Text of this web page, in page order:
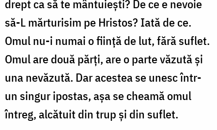
drept ca să te mântuieşti? De ce e nevoie
să-L mărturisim pe Hristos? Iată de ce.
Omul nu-i numai o fiinţă de lut, fără suflet.
Omul are două părţi, are o parte văzută şi
una nevăzută. Dar acestea se unesc într-
un singur ipostas, aşa se cheamă omul
întreg, alcătuit din trup şi din suflet.